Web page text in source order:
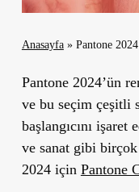
Anasayfa» Pantone
Pantone 2024’ün
ve bu seçim çeşitli
başlangıcını
ve sanat gibi
2024 için Pantone